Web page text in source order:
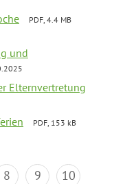
PDF, 4.4 MB
und
Elternvertretung
PDF, 153 kB
8 9
10